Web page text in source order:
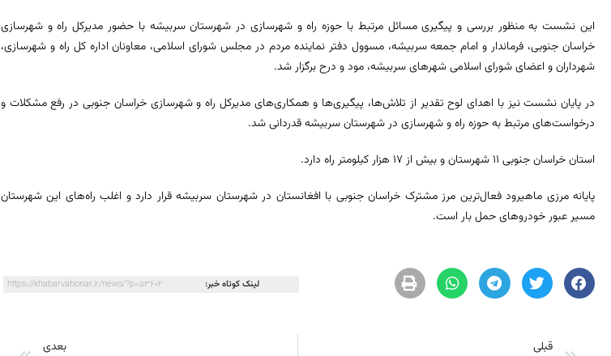
این نشست به منظور بررسی و پیگیری مسائل مرتبط با حوزه راه و شهرسازی در شهرستان سربیشه با حضور مدیرکل راه و شهرسازی
خراسان جنوبی، فرماندار و امام جمعه سربیشه، مسوول دفتر نماینده مردم در مجلس شورای اسلامی، معاونان اداره کل راه و شهرسازی،
شهرداران و اعضای شورای اسلامی شهرهای سربیشه، مود و درح برگزار شد.
در پایان نشست نیز با اهدای لوح تقدیر از تلاش‌ها، پیگیری‌ها و همکاری‌های مدیرکل راه و شهرسازی خراسان جنوبی در رفع مشکلات و
درخواست‌های مرتبط به حوزه راه و شهرسازی در شهرستان سربیشه قدردانی شد.
استان خراسان جنوبی ۱۱ شهرستان و بیش از ۱۷ هزار کیلومتر راه دارد.
پایانه مرزی ماهیرود فعال‌ترین مرز مشترک خراسان جنوبی با افغانستان در شهرستان سربیشه قرار دارد و اغلب راه‌های این شهرستان
مسیر عبور خودروهای حمل بار است.
لینک کوتاه خبر: https://khabarvahonar.ir/news/?p=53602
قبلی بعدی